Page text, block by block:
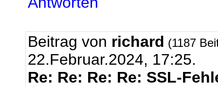
Beitrag von richard (1187
22.Februar.2024, 17:25.
Re: Re: Re: Re: SSL-